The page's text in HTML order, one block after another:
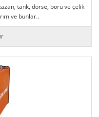
tank, dorse, boru ve çelik
ve bunlar..